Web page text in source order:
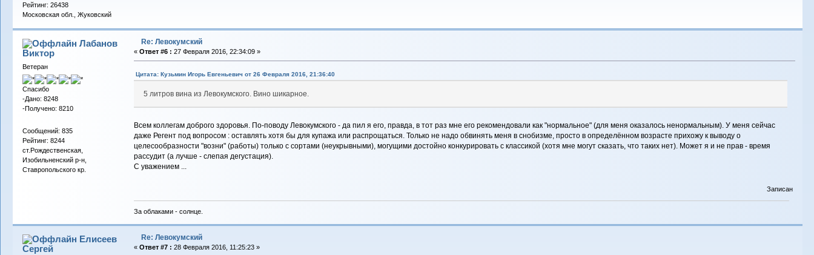
Рейтинг: 26438
Московская обл., Жуковский
Лабанов
Виктор
Ветеран
Спасибо
-Дано: 8248
-Получено: 8210
Сообщений: 835
Рейтинг: 8244
ст.Рождественская,
Изобильненский р-н,
Ставропольского кр.
Re: Левокумский
« Ответ #6 : 27 Февраля 2016, 22:34:09 »
Цитата: Кузьмин Игорь Евгеньевич от 26 Февраля 2016, 21:36:40
5 литров вина из Левокумского. Вино шикарное.
Всем коллегам доброго здоровья. По-поводу Левокумского - да пил я его, правда, в тот раз мне его рекомендовали как "нормальное" (для меня оказалось ненормальным). У меня сейчас
даже Регент под вопросом : оставлять хотя бы для купажа или распрощаться. Только не надо обвинять меня в снобизме, просто в определённом возрасте прихожу к выводу о
целесообразности "возни" (работы) только с сортами (неукрывными), могущими достойно конкурировать с классикой (хотя мне могут сказать, что таких нет). Может я и не прав - время
рассудит (а лучше - слепая дегустация).
С уважением ...
Записан
За облаками - солнце.
Елисеев
Сергей
Re: Левокумский
« Ответ #7 : 28 Февраля 2016, 11:25:23 »